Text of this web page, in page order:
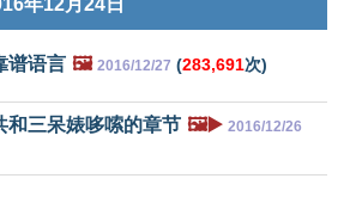
年12月24日
谱语言 🖼️ 2016/12/27 (283,691次)
和三呆婊哆嗦的章节 🖼️▶️ 2016/12/26